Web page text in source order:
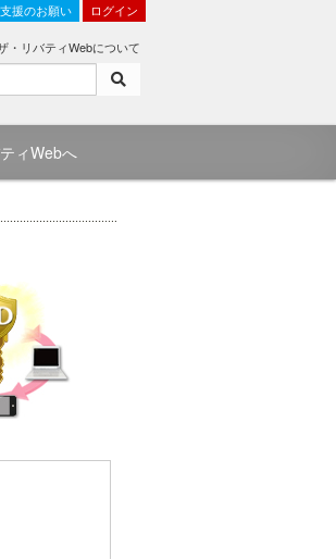
援のお願い ログイン
・リバティWebについて
ィWebへ